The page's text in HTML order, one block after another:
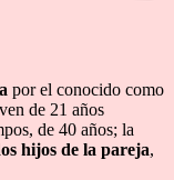
por el conocido como
de 21 años
de 40 años; la
hijos de la pareja,